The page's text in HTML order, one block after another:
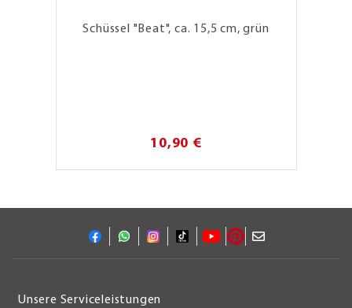
Schüssel "Beat", ca. 15,5 cm, grün
10,90 €
Unsere Serviceleistungen